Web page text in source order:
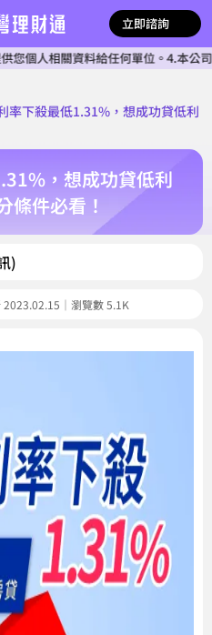
立即諮詢
資料給任何單位。4.本公司確認核
率下殺最低1.31%，想成功貸低利
，想成功貸低利
條件必看！
)
｜瀏覽數 5.1K